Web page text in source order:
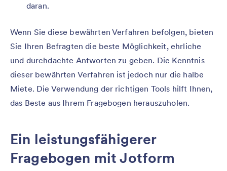
daran.
Wenn Sie diese bewährten Verfahren befolgen, bieten
Sie Ihren Befragten die beste Möglichkeit, ehrliche
und durchdachte Antworten zu geben. Die Kenntnis
dieser bewährten Verfahren ist jedoch nur die halbe
Miete. Die Verwendung der richtigen Tools hilft Ihnen,
das Beste aus Ihrem Fragebogen herauszuholen.
Ein leistungsfähigerer
Fragebogen mit Jotform